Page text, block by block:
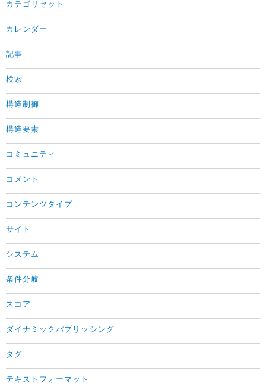
カテゴリセット
カレンダー
記事
検索
構造制御
構造要素
コミュニティ
コメント
コンテンツタイプ
サイト
システム
条件分岐
スコア
ダイナミックパブリッシング
タグ
テキストフォーマット